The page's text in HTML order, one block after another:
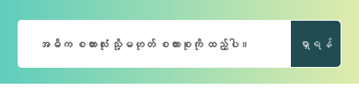
ရှာရန်